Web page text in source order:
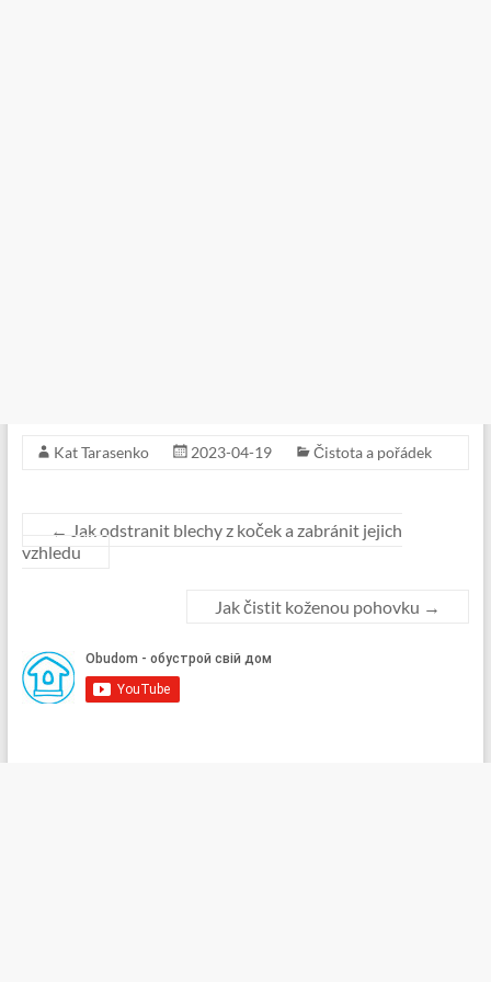
Kat Tarasenko 2023-04-19 Čistota a pořádek
← Jak odstranit blechy z koček a zabránit jejich
vzhledu
Jak čistit koženou pohovku →